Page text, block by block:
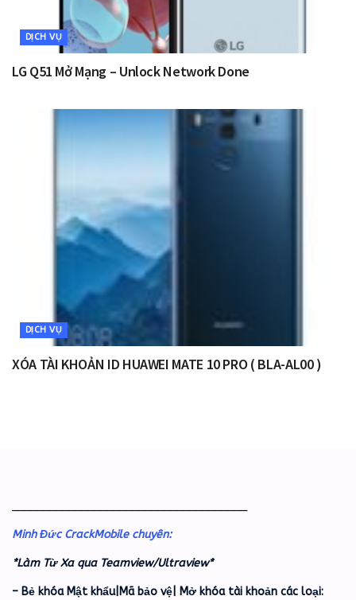
DỊCH VỤ
LG Q51 Mở Mạng – Unlock Network Done
DỊCH VỤ
XÓA TÀI KHOẢN ID HUAWEI MATE 10 PRO ( BLA-AL00 )
Minh Đức CrackMobile chuyên:
*Làm Từ Xa qua Teamview/Ultraview*
– Bẻ khóa Mật khẩu|Mã bảo vệ| Mở khóa tài khoản các loại: